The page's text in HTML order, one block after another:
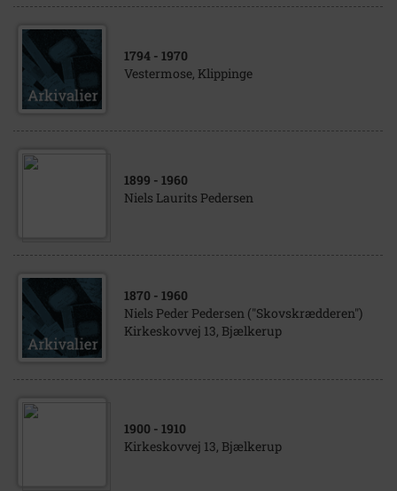
1794 - 1970
Vestermose, Klippinge
1899 - 1960
Niels Laurits Pedersen
1870 - 1960
Niels Peder Pedersen ("Skovskrædderen")
Kirkeskovvej 13, Bjælkerup
1900 - 1910
Kirkeskovvej 13, Bjælkerup